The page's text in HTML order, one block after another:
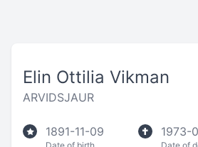
Elin Ottilia Vikman
ARVIDSJAUR
1891-11-09 1973-